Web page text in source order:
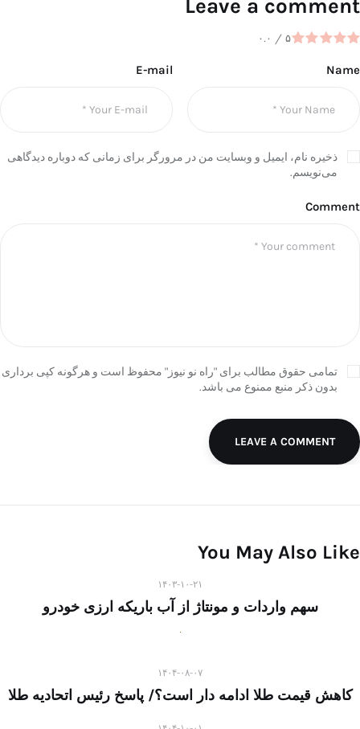
Leave a comment
۰.۰ / ۵
Name
E-mail
ذخیره نام، ایمیل و وبسایت من در مرورگر برای زمانی که دوباره دیدگاهی
می‌نویسم.
Comment
تمامی حقوق مطالب برای "راه نو نیوز" محفوظ است و هرگونه کپی برداری
بدون ذکر منبع ممنوع می باشد.
LEAVE A COMMENT
You May Also Like
۱۴۰۳-۱۰-۲۱
سهم واردات و مونتاژ از آب باریکه ارزی خودرو
۱۴۰۴-۰۸-۰۷
کاهش قیمت طلا ادامه دار است؟/ پاسخ رئیس اتحادیه طلا